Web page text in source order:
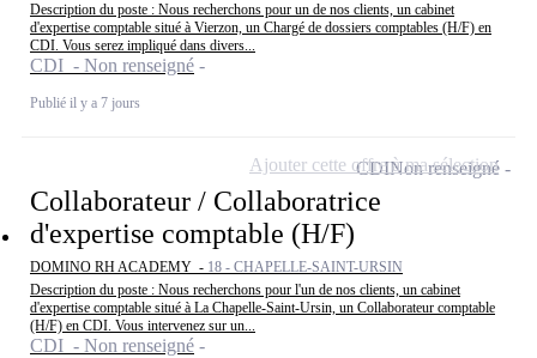
Description du poste : Nous recherchons pour un de nos clients, un cabinet
d'expertise comptable situé à Vierzon, un Chargé de dossiers comptables (H/F) en
CDI. Vous serez impliqué dans divers...
CDI - Non renseigné
Publié il y a 7 jours
Collaborateur / Collaboratrice
d'expertise comptable (H/F)
DOMINO RH ACADEMY - 18 - CHAPELLE-SAINT-URSIN
Description du poste : Nous recherchons pour l'un de nos clients, un cabinet
d'expertise comptable situé à La Chapelle-Saint-Ursin, un Collaborateur comptable
(H/F) en CDI. Vous intervenez sur un...
CDI - Non renseigné
CDINon renseigné
Ajouter cette offre à ma sélection